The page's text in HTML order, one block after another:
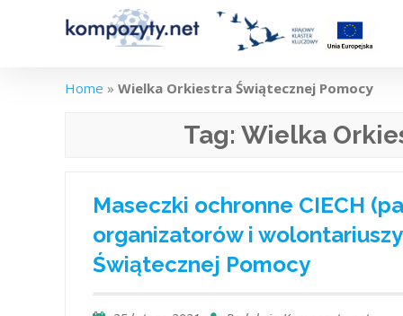
Home » Wielka Orkiestra Świątecznej Pomocy
Tag: Wielka
Maseczki ochronne CIECH
organizatorów i
Świątecznej Pomocy